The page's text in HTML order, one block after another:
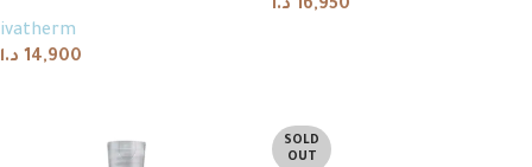
ivatherm
14,900 د.ا
16,950 د.ا
SOLD
OUT